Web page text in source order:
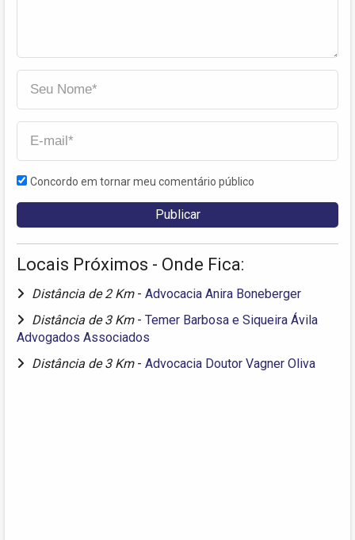
Concordo em tornar meu comentário público
Locais Próximos - Onde Fica:
Distância de 2 Km - Advocacia Anira Boneberger
Distância de 3 Km - Temer Barbosa e Siqueira Ávila
Advogados Associados
Distância de 3 Km - Advocacia Doutor Vagner Oliva